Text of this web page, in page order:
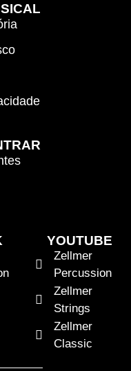
YOUTUBE
Zellmer
Percussion
Zellmer
Strings
Zellmer
Classic